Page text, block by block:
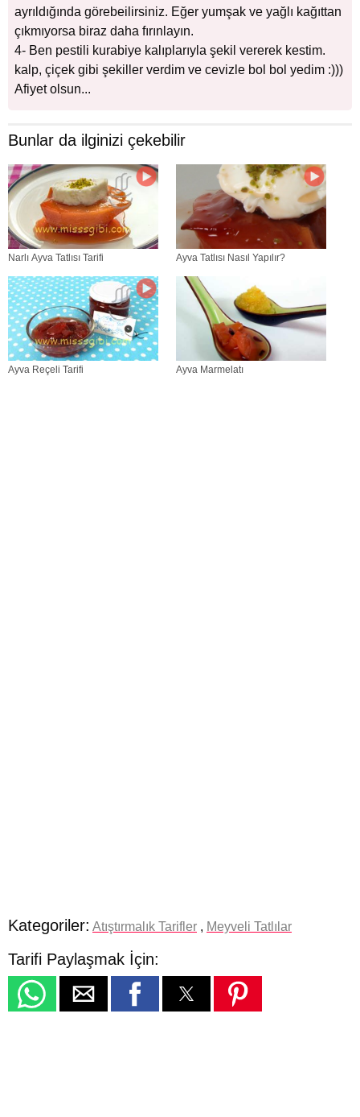
ayrıldığında görebeilirsiniz. Eğer yumşak ve yağlı kağıttan
çıkmıyorsa biraz daha fırınlayın.
4- Ben pestili kurabiye kalıplarıyla şekil vererek kestim.
kalp, çiçek gibi şekiller verdim ve cevizle bol bol yedim :)))
Afiyet olsun...
Bunlar da ilginizi çekebilir
Narlı Ayva Tatlısı Tarifi Ayva Tatlısı Nasıl Yapılır?
Ayva Reçeli Tarifi Ayva Marmelatı
Kategoriler: Atıştırmalık Tarifler , Meyveli Tatlılar
Tarifi Paylaşmak İçin: